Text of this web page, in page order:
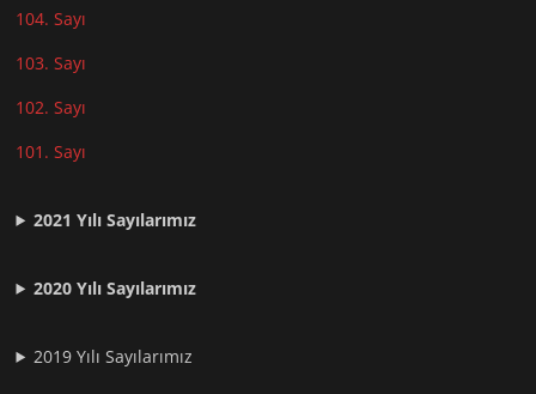
104. Sayı
103. Sayı
102. Sayı
101. Sayı
2021 Yılı Sayılarımız
2020 Yılı Sayılarımız
2019 Yılı Sayılarımız